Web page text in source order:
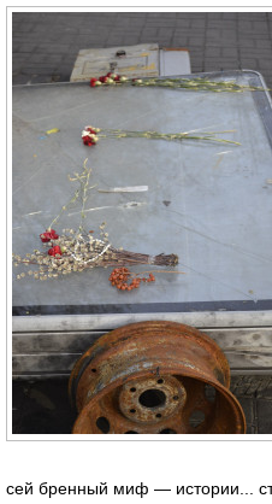
сей бренный миф — истории...